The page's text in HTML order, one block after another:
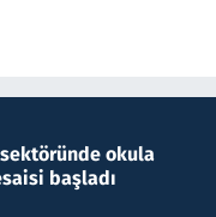
okula
başladı